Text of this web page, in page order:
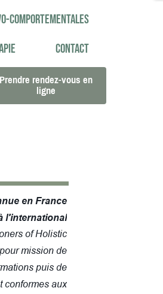
Prendre rendez-vous en
ligne
comportementales
Contact
en France
l'international
of Holistic
mission de
puis de
conformes aux